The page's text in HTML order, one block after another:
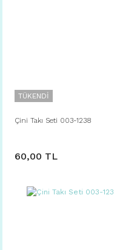
TÜKENDİ
Çini Takı Seti 003-1238
60,00 TL